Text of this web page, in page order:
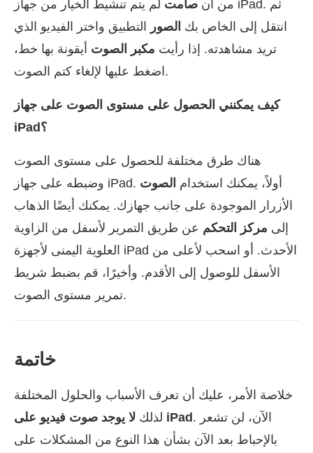
من أن صامت لم يتم تنشيط الخيار من جهاز iPad. ثم
انتقل إلى الخاص بك الصور التطبيق واختر الفيديو الذي
تريد مشاهدته. إذا رأيت مكبر الصوت أيقونة بها خط،
اضغط عليها لإلغاء كتم الصوت.
كيف يمكنني الحصول على مستوى الصوت على جهاز
iPad؟
هناك طرق مختلفة للحصول على مستوى الصوت
وضبطه على جهاز iPad. أولاً، يمكنك استخدام الصوت
الأزرار الموجودة على جانب جهازك. يمكنك أيضًا الذهاب
إلى مركز التحكم عن طريق التمرير لأسفل من الزاوية
العلوية اليمنى لأجهزة iPad الأحدث. أو اسحب لأعلى من
الأسفل للوصول إلى الأقدم. وأخيرًا، قم بضبط شريط
تمرير مستوى الصوت.
خاتمة
خلاصة الأمر، عليك أن تعرف الأسباب والحلول المختلفة
لذلك لا يوجد صوت فيديو على iPad. الآن، لن تشعر
بالإحباط بعد الآن بشأن هذا النوع من المشكلات على